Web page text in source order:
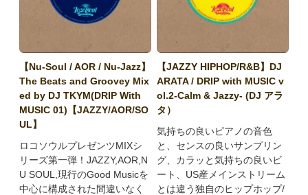
【Nu-Soul / AOR / Nu-Jazz】
The Beats and Groovey Mix
ed by DJ TKYM(DRIP With
MUSIC 01)【JAZZY/AOR/SO
UL】
ロコソウルプレゼンツMIXシ
リーズ第一弾！JAZZY,AOR,N
U SOUL,現行のGood Musicを
中心に構成された間違いなく
【JAZZY HIPHOP/R&B】DJ
ARATA / DRIP with MUSIC v
ol.2-Calm & Jazzy- (DJ アラ
タ）
気持ちの良いピアノの音色
と、センスの良いサンプリン
グ、カラッと気持ちの良いビ
ート、US産メインストリーム
とは違う独自のヒップホップ/